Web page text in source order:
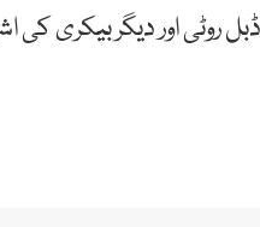
اور دیگر بیکری کی